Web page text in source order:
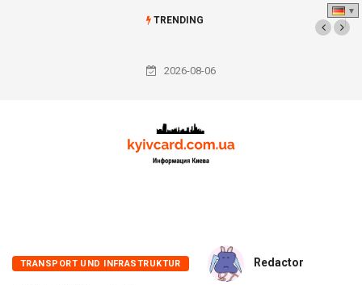
TRENDING
2026-08-06
TRANSPORT UND INFRASTRUKTUR Redactor